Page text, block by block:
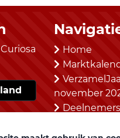
Home
november